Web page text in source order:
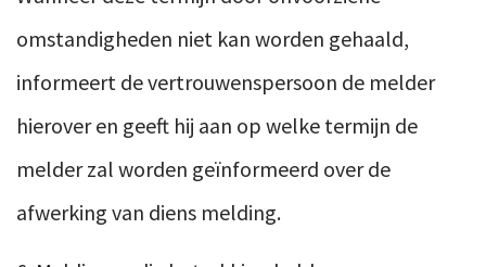
omstandigheden niet kan worden gehaald,
informeert de vertrouwenspersoon de melder
hierover en geeft hij aan op welke termijn de
melder zal worden geïnformeerd over de
afwerking van diens melding.